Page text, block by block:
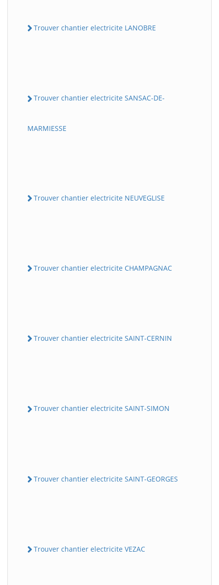
Trouver chantier electricite LANOBRE
Trouver chantier electricite SANSAC-DE-
MARMIESSE
Trouver chantier electricite NEUVEGLISE
Trouver chantier electricite CHAMPAGNAC
Trouver chantier electricite SAINT-CERNIN
Trouver chantier electricite SAINT-SIMON
Trouver chantier electricite SAINT-GEORGES
Trouver chantier electricite VEZAC